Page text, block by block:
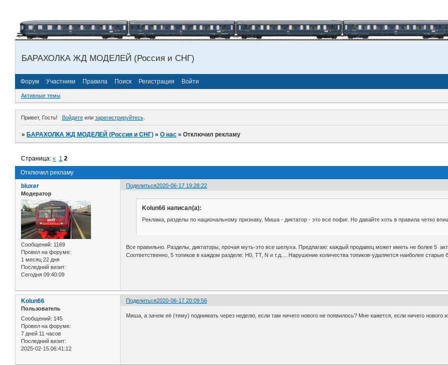
БАРАХОЛКА ЖД МОДЕЛЕЙ (Россия и СНГ)
Форум Участники Правила Поиск Регистрация Войти
Активные темы
Привет, Гость! Войдитеили зарегистрируйтесь.
»БАРАХОЛКА ЖД МОДЕЛЕЙ (Россия и СНГ) »О нас »Отключил рекламу
Отключил рекламу
Страница:« 1 2
Поделиться2020-06-17 19:28:22
bluxer
Модератор
Сообщений: 1169
Провел на форуме:
1 месяц 22 дня
Последний визит:
Сегодня 09:40:09
Kolun66 написал(а):
Реклама, разделы по национальному признаку, Миша - диктатор - это все пофиг. Но давайте хоть в правила четко
Все правильно. Разделы, диктаторы, прочая муть-это все шелуха. Предлагаю: каждый продавец может иметь не более 5
Соответственно, 5 топиков в каждом разделе: H0, TT, N и т.д.... Нарушение количества топиков-удаляется наиболее
Поделиться2020-06-17 20:09:56
Kolun66
Пользователь
Сообщений: 145
Провел на форуме:
7 дней 11 часов
Последний визит:
2025-02-15 06:41:12
Миша, а зачем её (тему) поднимать через неделю, если там ничего нового не появилось? Мне кажется, если ничего нового